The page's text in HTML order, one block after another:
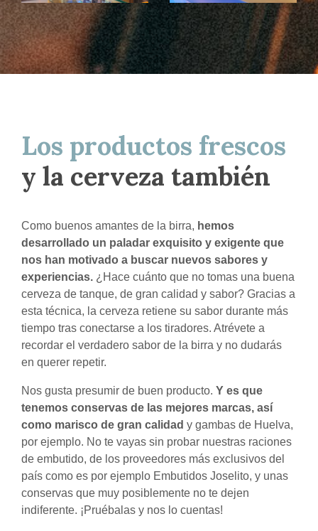
Los productos frescos
y la cerveza también
Como buenos amantes de la birra, hemos
desarrollado un paladar exquisito y exigente que
nos han motivado a buscar nuevos sabores y
experiencias. ¿Hace cuánto que no tomas una buena
cerveza de tanque, de gran calidad y sabor? Gracias a
esta técnica, la cerveza retiene su sabor durante más
tiempo tras conectarse a los tiradores. Atrévete a
recordar el verdadero sabor de la birra y no dudarás
en querer repetir.
Nos gusta presumir de buen producto. Y es que
tenemos conservas de las mejores marcas, así
como marisco de gran calidad y gambas de Huelva,
por ejemplo. No te vayas sin probar nuestras raciones
de embutido, de los proveedores más exclusivos del
país como es por ejemplo Embutidos Joselito, y unas
conservas que muy posiblemente no te dejen
indiferente. ¡Pruébalas y nos lo cuentas!